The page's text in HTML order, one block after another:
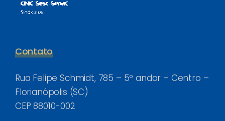
Contato
Rua Felipe Schmidt, 785 – 5º andar – Centro –
Florianópolis (SC)
CEP 88010-002